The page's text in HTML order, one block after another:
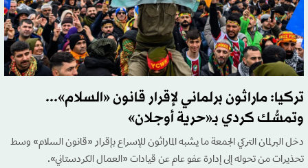
تركيا: ماراثون برلماني لإقرار قانون «السلام»...
وتمسُّك كردي بـ«حرية أوجلان»
دخل البرلمان التركي الجمعة ما يشبه الماراثون للإسراع بإقرار «قانون السلام» وسط
تحذيرات من تحوله إلى إدارة عفو عام عن قيادات «العمال الكردستاني».